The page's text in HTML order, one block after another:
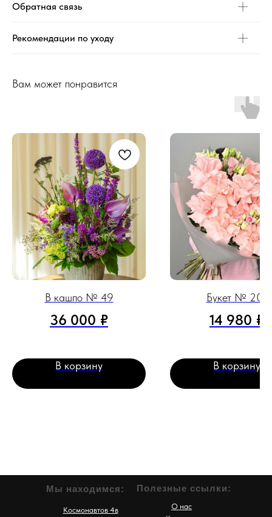
Обратная связь
Рекомендации по уходу
Вам может понравится
В кашпо № 49
36 000 ₽
В корзину
Букет № 207
14 980 ₽
В корзину
Полезные ссылки:
О нас
Мы находимся:
Космонавтов 4в